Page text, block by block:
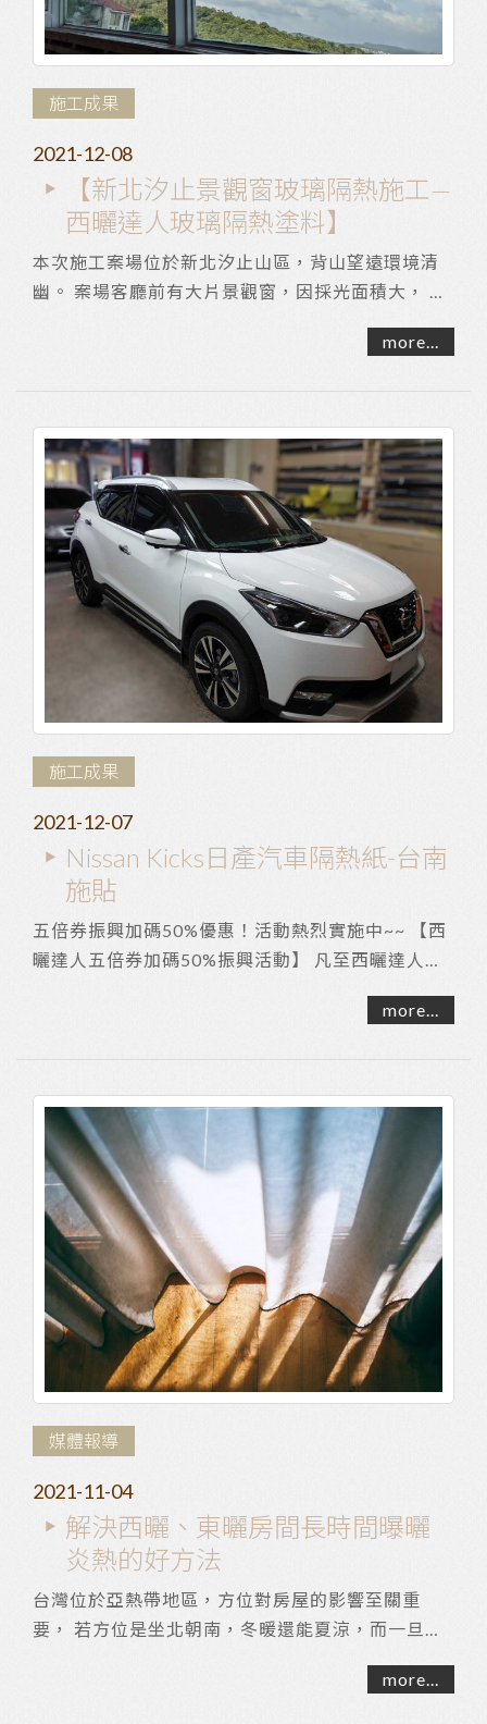
施工成果
2021-12-08
【新北汐止景觀窗玻璃隔熱施工—
西曬達人玻璃隔熱塗料】
本次施工案場位於新北汐止山區，背山望遠環境清
幽。 案場客廳前有大片景觀窗，因採光面積大， 在
more...
施工成果
2021-12-07
Nissan Kicks日產汽車隔熱紙-台南
施貼
五倍券振興加碼50%優惠！活動熱烈實施中~~ 【西
曬達人五倍券加碼50%振興活動】 凡至西曬達人預
more...
媒體報導
2021-11-04
解決西曬、東曬房間長時間曝曬
炎熱的好方法
台灣位於亞熱帶地區，方位對房屋的影響至關重
要， 若方位是坐北朝南，冬暖還能夏涼，而一旦窗
more...